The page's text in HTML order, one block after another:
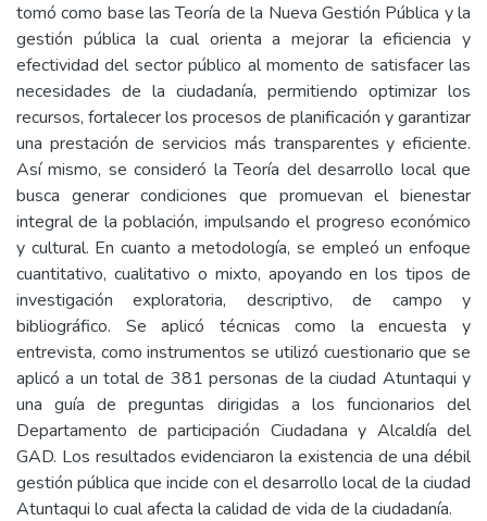
tomó como base las Teoría de la Nueva Gestión Pública y la
gestión pública la cual orienta a mejorar la eficiencia y
efectividad del sector público al momento de satisfacer las
necesidades de la ciudadanía, permitiendo optimizar los
recursos, fortalecer los procesos de planificación y garantizar
una prestación de servicios más transparentes y eficiente.
Así mismo, se consideró la Teoría del desarrollo local que
busca generar condiciones que promuevan el bienestar
integral de la población, impulsando el progreso económico
y cultural. En cuanto a metodología, se empleó un enfoque
cuantitativo, cualitativo o mixto, apoyando en los tipos de
investigación exploratoria, descriptivo, de campo y
bibliográfico. Se aplicó técnicas como la encuesta y
entrevista, como instrumentos se utilizó cuestionario que se
aplicó a un total de 381 personas de la ciudad Atuntaqui y
una guía de preguntas dirigidas a los funcionarios del
Departamento de participación Ciudadana y Alcaldía del
GAD. Los resultados evidenciaron la existencia de una débil
gestión pública que incide con el desarrollo local de la ciudad
Atuntaqui lo cual afecta la calidad de vida de la ciudadanía.